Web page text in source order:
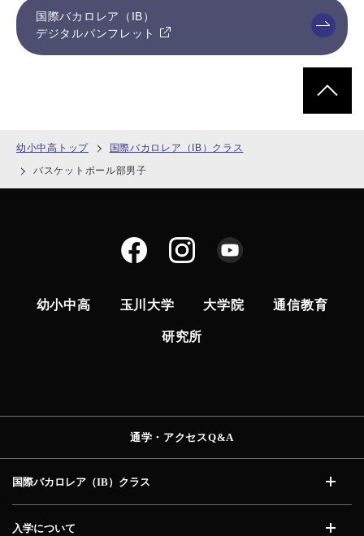
幼小中高トップ
国際バカロレア（IB）クラス
バスケットボール部男子
国際バカロレア（IB）
デジタルパンフレット
幼小中高 玉川大学 大学院 通信教育
研究所
通学・アクセスQ&A
国際バカロレア（IB） クラス
入学について